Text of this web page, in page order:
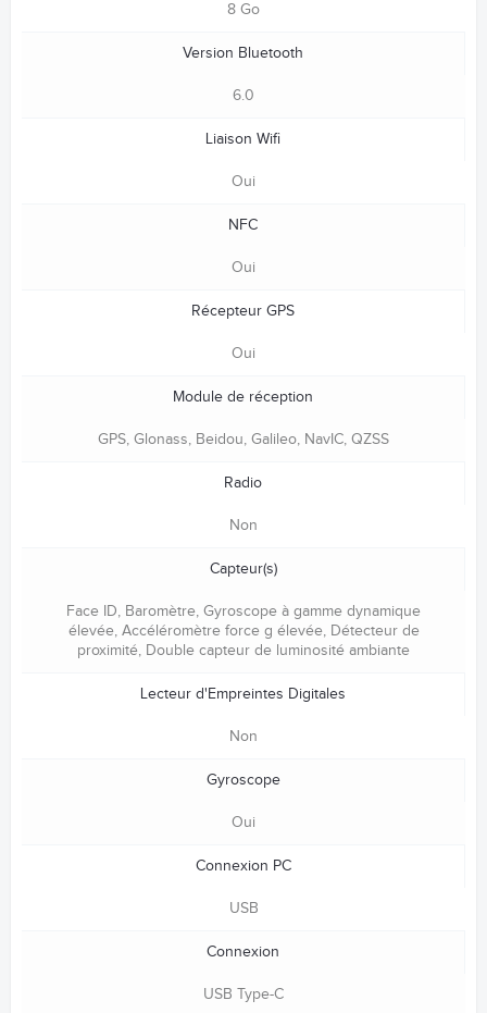
8 Go
Version Bluetooth
6.0
Liaison Wifi
Oui
NFC
Oui
Récepteur GPS
Oui
Module de réception
GPS, Glonass, Beidou, Galileo, NavIC, QZSS
Radio
Non
Capteur(s)
Face ID, Baromètre, Gyroscope à gamme dyna­mique
élevée, Accéléromètre force g élevée, Détecteur de
proximité, Double capteur de lumi­nosité ambiante
Lecteur d'Empreintes Digitales
Non
Gyroscope
Oui
Connexion PC
USB
Connexion
USB Type-C